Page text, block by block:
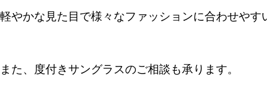
軽やかな見た目で様々なファッションに合わせやす
また、度付きサングラスのご相談も承ります。